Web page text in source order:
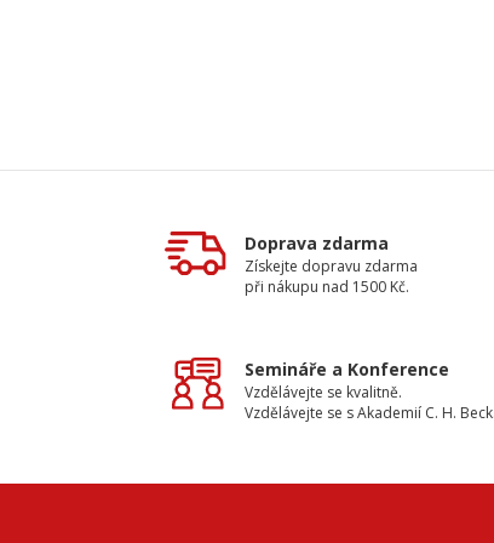
Doprava zdarma
Získejte dopravu zdarma
při nákupu nad 1500 Kč.
Semináře a Konference
Vzdělávejte se kvalitně.
Vzdělávejte se s Akademií C. H. Beck.